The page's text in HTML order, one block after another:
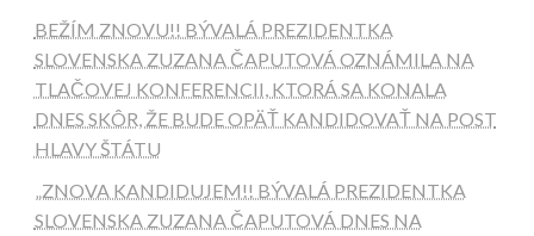
BEŽÍM ZNOVU!! BÝVALÁ PREZIDENTKA
SLOVENSKA ZUZANA ČAPUTOVÁ OZNÁMILA NA
TLAČOVEJ KONFERENCII, KTORÁ SA KONALA
DNES SKÔR, ŽE BUDE OPÄŤ KANDIDOVAŤ NA POST
HLAVY ŠTÁTU
„ZNOVA KANDIDUJEM!! BÝVALÁ PREZIDENTKA
SLOVENSKA ZUZANA ČAPUTOVÁ DNES NA